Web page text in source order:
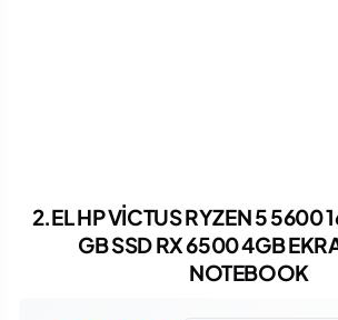
2.EL HP VİCTUS RYZEN 5 5600
GB SSD RX 6500 4GB
NOTEBOOK